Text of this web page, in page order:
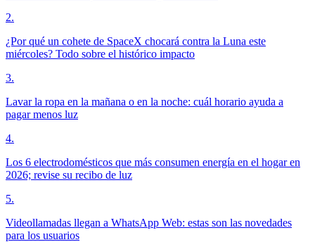
2.
¿Por qué un cohete de SpaceX chocará contra la Luna este
miércoles? Todo sobre el histórico impacto
3.
Lavar la ropa en la mañana o en la noche: cuál horario ayuda a
pagar menos luz
4.
Los 6 electrodomésticos que más consumen energía en el hogar en
2026; revise su recibo de luz
5.
Videollamadas llegan a WhatsApp Web: estas son las novedades
para los usuarios